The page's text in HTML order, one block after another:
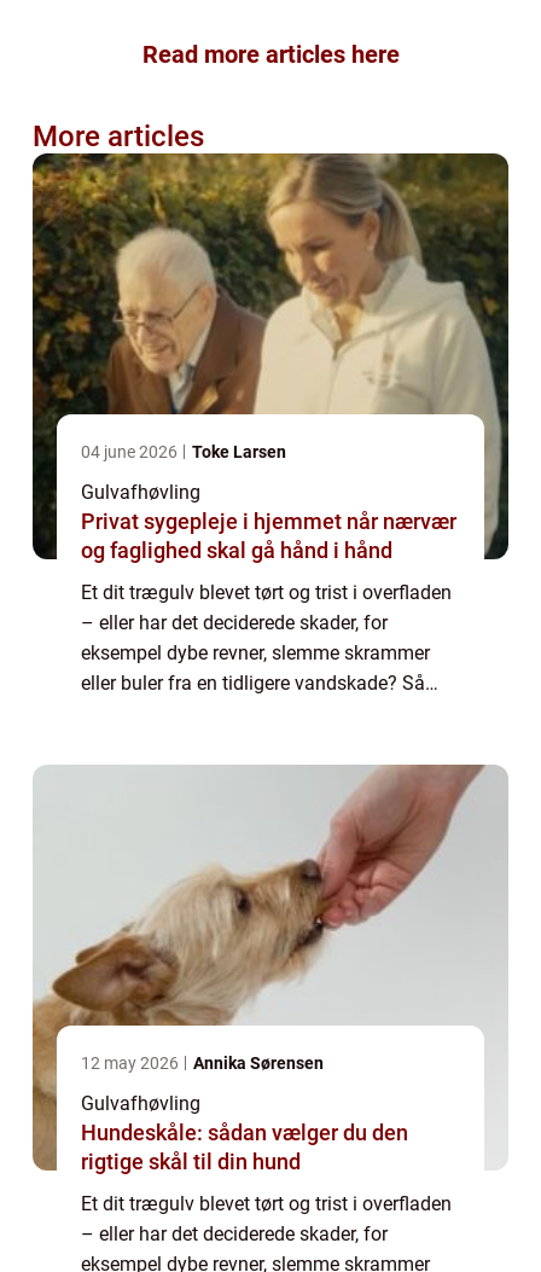
Read more articles here
More articles
04 june 2026 Toke Larsen
Gulvafhøvling
Privat sygepleje i hjemmet når nærvær
og faglighed skal gå hånd i hånd
Et dit trægulv blevet tørt og trist i overfladen
– eller har det deciderede skader, for
eksempel dybe revner, slemme skrammer
eller buler fra en tidligere vandskade? Så
12 may 2026 Annika Sørensen
Gulvafhøvling
Hundeskåle: sådan vælger du den
rigtige skål til din hund
Et dit trægulv blevet tørt og trist i overfladen
– eller har det deciderede skader, for
eksempel dybe revner, slemme skrammer